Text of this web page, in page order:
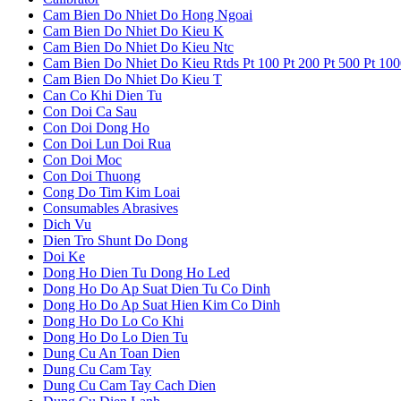
Cam Bien Do Nhiet Do Hong Ngoai
Cam Bien Do Nhiet Do Kieu K
Cam Bien Do Nhiet Do Kieu Ntc
Cam Bien Do Nhiet Do Kieu Rtds Pt 100 Pt 200 Pt 500 Pt
Cam Bien Do Nhiet Do Kieu T
Can Co Khi Dien Tu
Con Doi Ca Sau
Con Doi Dong Ho
Con Doi Lun Doi Rua
Con Doi Moc
Con Doi Thuong
Cong Do Tim Kim Loai
Consumables Abrasives
Dich Vu
Dien Tro Shunt Do Dong
Doi Ke
Dong Ho Dien Tu Dong Ho Led
Dong Ho Do Ap Suat Dien Tu Co Dinh
Dong Ho Do Ap Suat Hien Kim Co Dinh
Dong Ho Do Lo Co Khi
Dong Ho Do Lo Dien Tu
Dung Cu An Toan Dien
Dung Cu Cam Tay
Dung Cu Cam Tay Cach Dien